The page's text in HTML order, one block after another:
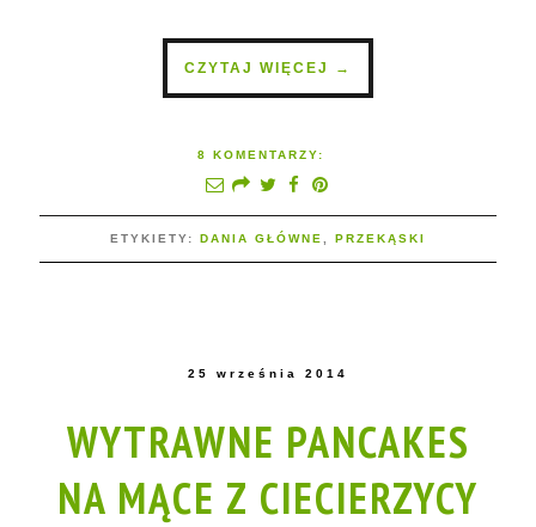
CZYTAJ WIĘCEJ →
8 KOMENTARZY:
ETYKIETY: DANIA GŁÓWNE PRZEKĄSKI
25 września 2014
WYTRAWNE PANCAKES
NA MĄCE Z CIECIERZYCY